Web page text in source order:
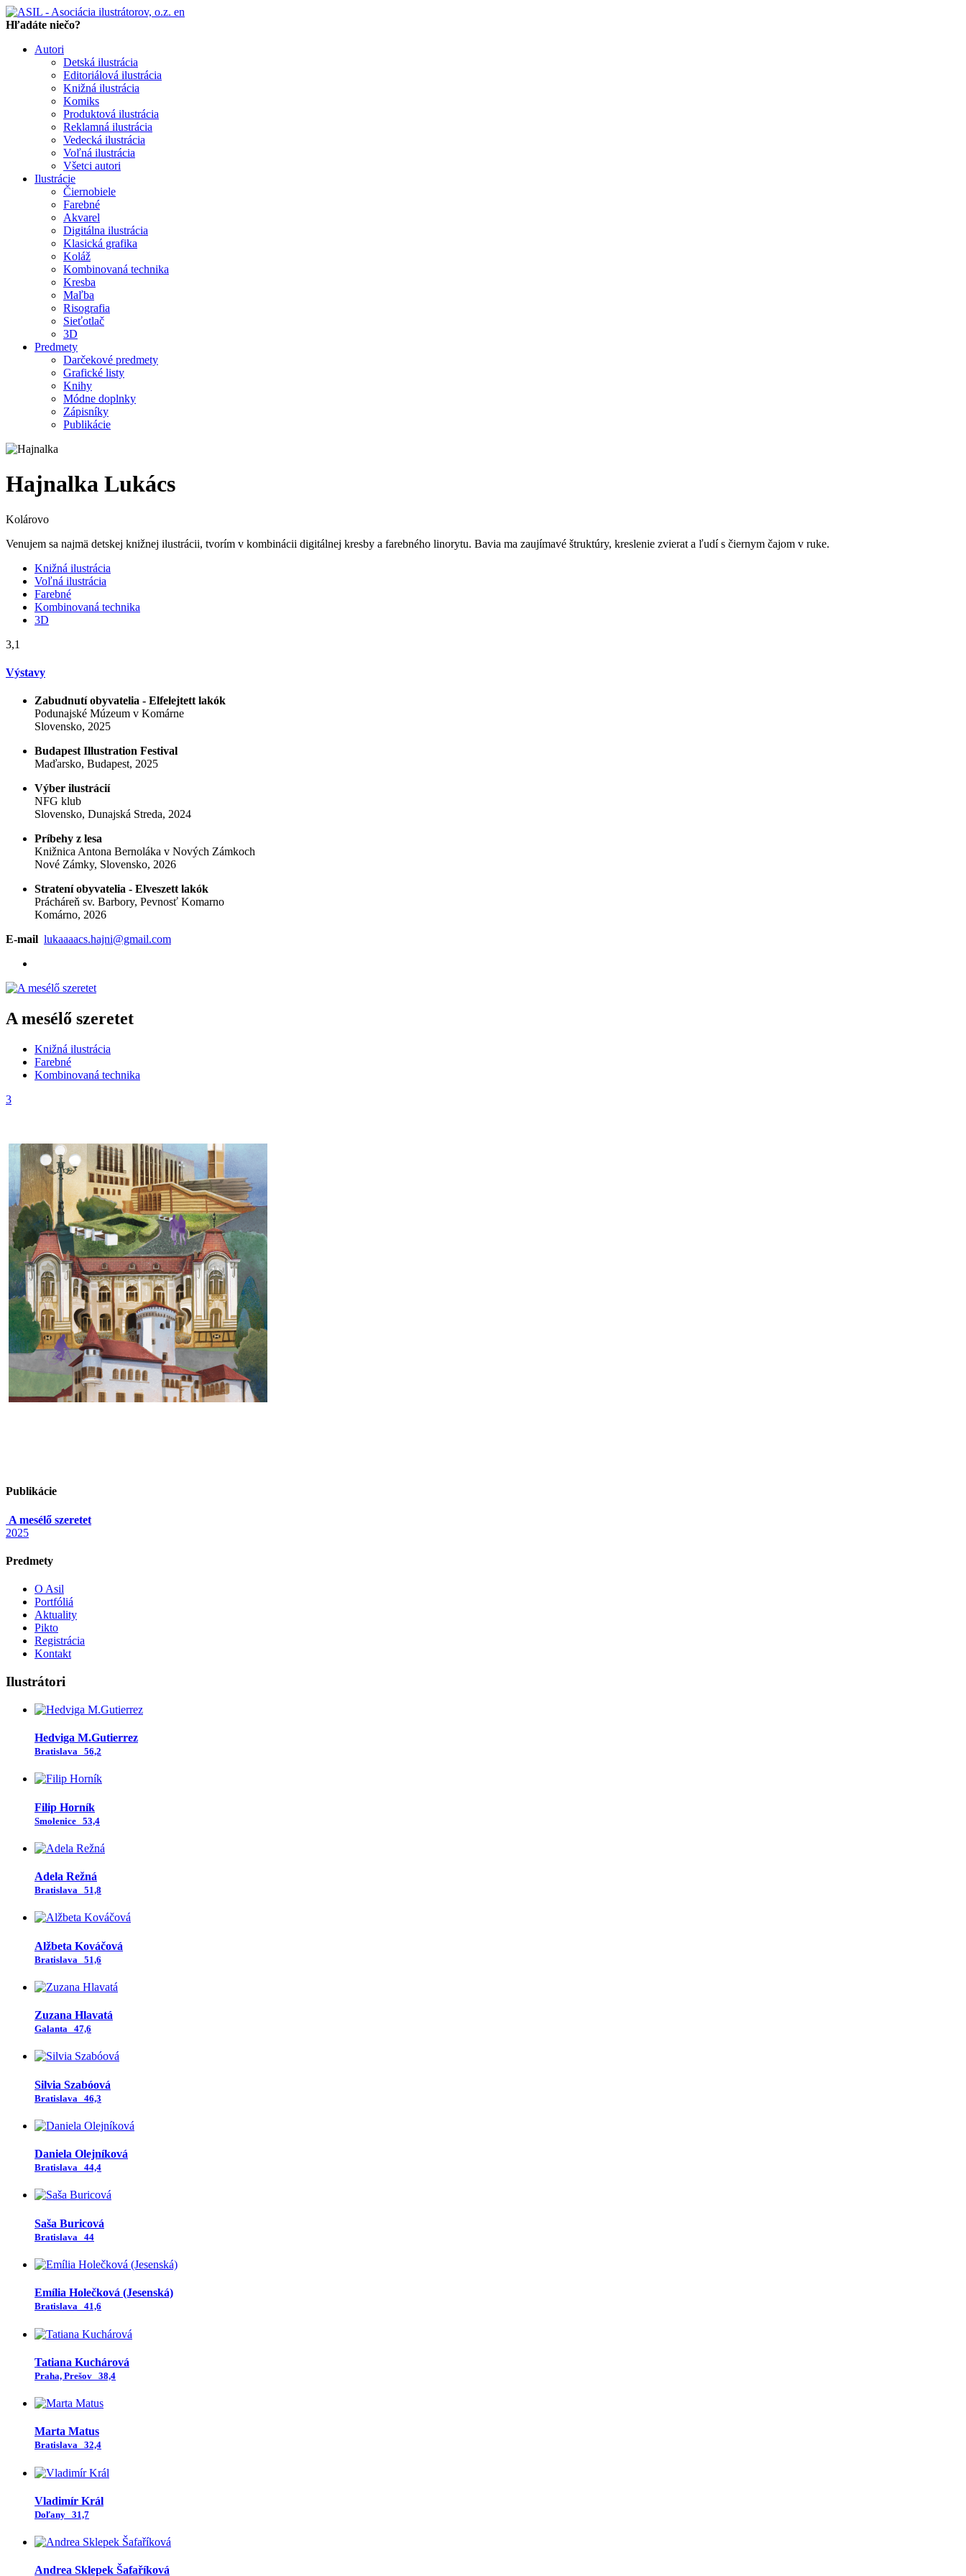
en
Hľadáte niečo?
Autori
Detská ilustrácia
Editoriálová ilustrácia
Knižná ilustrácia
Komiks
Produktová ilustrácia
Reklamná ilustrácia
Vedecká ilustrácia
Voľná ilustrácia
Všetci autori
Ilustrácie
Čiernobiele
Farebné
Akvarel
Digitálna ilustrácia
Klasická grafika
Koláž
Kombinovaná technika
Kresba
Maľba
Risografia
Sieťotlač
3D
Predmety
Darčekové predmety
Grafické listy
Knihy
Módne doplnky
Zápisníky
Publikácie
Hajnalka Lukács
Kolárovo
Venujem sa najmä detskej knižnej ilustrácii, tvorím v kombinácii digitálnej kresby a farebného linorytu. Bavia ma zaujímavé štruktúry, kreslenie zvierat a ľudí s čiernym čajom v ruke.
Knižná ilustrácia
Voľná ilustrácia
Farebné
Kombinovaná technika
3D
3,1
Výstavy
Zabudnutí obyvatelia - Elfelejtett lakók
Podunajské Múzeum v Komárne
Slovensko, 2025
Budapest Illustration Festival
Maďarsko, Budapest, 2025
Výber ilustrácií
NFG klub
Slovensko, Dunajská Streda, 2024
Príbehy z lesa
Knižnica Antona Bernoláka v Nových Zámkoch
Nové Zámky, Slovensko, 2026
Stratení obyvatelia - Elveszett lakók
Prácháreň sv. Barbory, Pevnosť Komarno
Komárno, 2026
E-mail lukaaaacs.hajni@gmail.com
A mesélő szeretet
Knižná ilustrácia
Farebné
Kombinovaná technika
3
Publikácie
A mesélő szeretet
2025
Predmety
O Asil
Portfóliá
Aktuality
Pikto
Registrácia
Kontakt
Ilustrátori
Hedviga M.Gutierrez
Bratislava 56,2
Filip Horník
Smolenice 53,4
Adela Režná
Bratislava 51,8
Alžbeta Kováčová
Bratislava 51,6
Zuzana Hlavatá
Galanta 47,6
Silvia Szabóová
Bratislava 46,3
Daniela Olejníková
Bratislava 44,4
Saša Buricová
Bratislava 44
Emília Holečková (Jesenská)
Bratislava 41,6
Tatiana Kuchárová
Praha, Prešov 38,4
Marta Matus
Bratislava 32,4
Vladimír Král
Doľany 31,7
Andrea Sklepek Šafaříková